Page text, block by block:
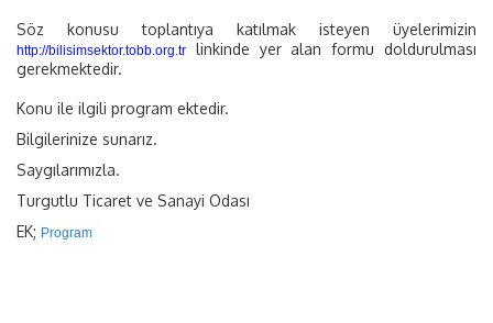
Söz konusu toplantıya katılmak isteyen üyelerimizin
http://bilisimsektor.tobb.org.tr
linkinde yer alan formu doldurulması
gerekmektedir.
Konu ile ilgili program ektedir.
Bilgilerinize sunarız.
Saygılarımızla.
Turgutlu Ticaret ve Sanayi Odası
EK; Program